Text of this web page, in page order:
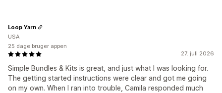
27. juli 2026
Simple Bundles & Kits is great, and just what I was looking for.
The getting started instructions were clear and got me going
on my own. When I ran into trouble, Camila responded much
Loop Yarn
USA
25 dage bruger appen